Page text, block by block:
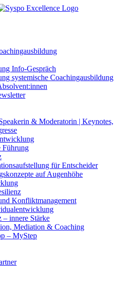
Info-Gespräch
systemische Coachingausbildung
& Moderatorin | Keynotes,
Führung
für Entscheider
auf Augenhöhe
Konfliktmanagement
– innere Stärke
Mediation & Coaching
– MyStep